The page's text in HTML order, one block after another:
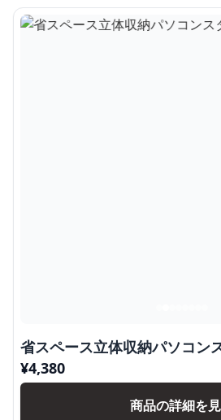
省スペース立体収納パソコン
¥4,380
商品の詳細を